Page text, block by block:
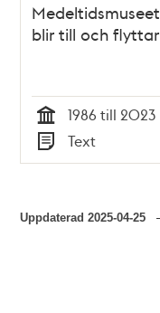
Medeltidsmuseet
blir till och flyttar
Tid
1986 till 2023
Typ
Text
Uppdaterad2025-04-25